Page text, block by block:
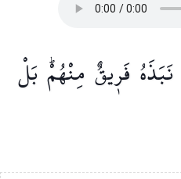
نَبَذَهُ فَر۪يقٌ مِنْهُمْۜبَلْ